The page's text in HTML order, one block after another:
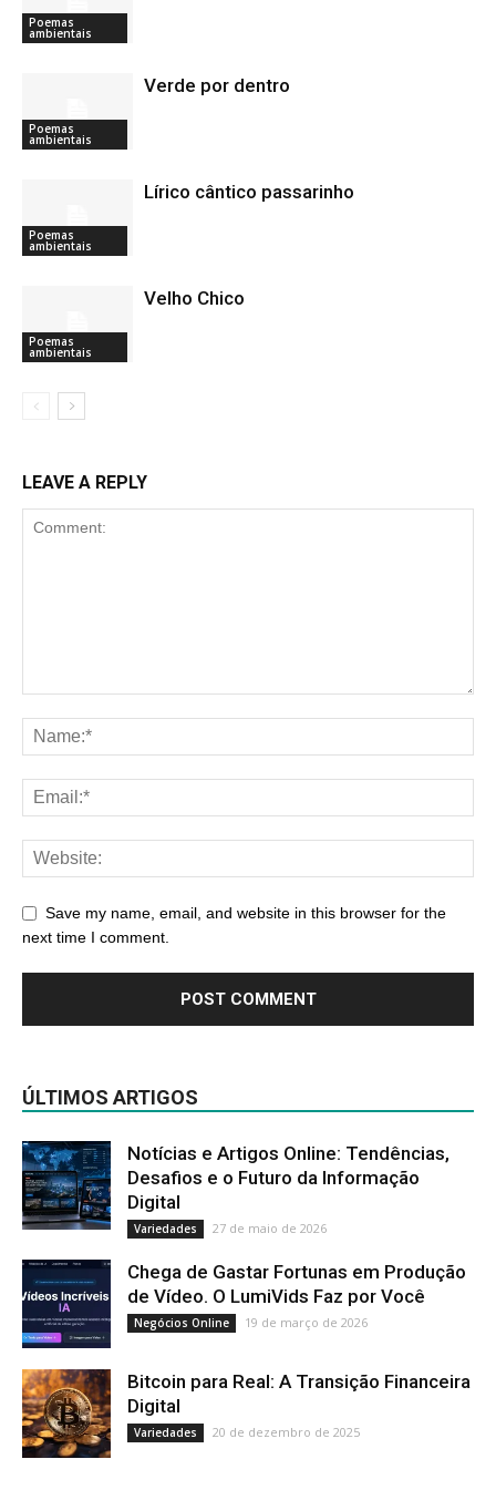
Poemas
ambientais
Poemas
ambientais
Verde por dentro
Poemas
ambientais
Lírico cântico passarinho
Poemas
ambientais
Velho Chico
LEAVE A REPLY
Save my name, email, and website in this browser for the
next time I comment.
ÚLTIMOS ARTIGOS
Notícias e Artigos Online: Tendências,
Desafios e o Futuro da Informação
Digital
Variedades 27 de maio de 2026
Chega de Gastar Fortunas em Produção
de Vídeo. O LumiVids Faz por Você
Negócios Online 19 de março de 2026
Bitcoin para Real: A Transição Financeira
Digital
Variedades 20 de dezembro de 2025